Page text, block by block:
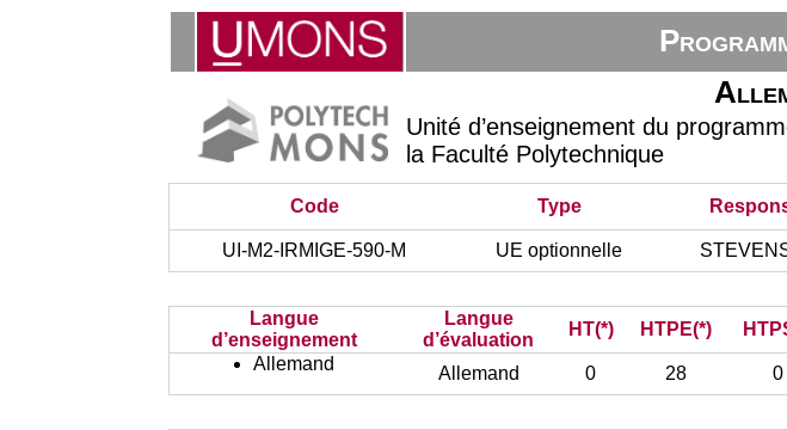
Unité d’enseignement du
la Faculté Polytechnique
Code Type
UI-M2-IRMIGE-590-M UE optionnelle
Langue
d’enseignement
Langue
d’évaluation
HT(*) HTPE(*)
Allemand
Allemand 0 28 0